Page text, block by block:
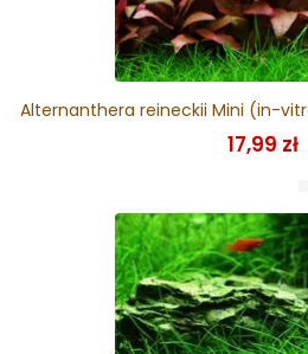
Alternanthera reineckii Mini (in-
17,99 zł